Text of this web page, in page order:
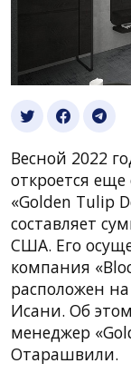
Весной 2022
откроется
«Golden Tulip
составляет
США. Его
компания
расположен
Исани. Об
менеджер
Отарашвили.